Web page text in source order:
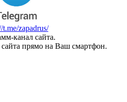
t.me/zapadrus/
канал сайта.
прямо на Ваш смартфон.